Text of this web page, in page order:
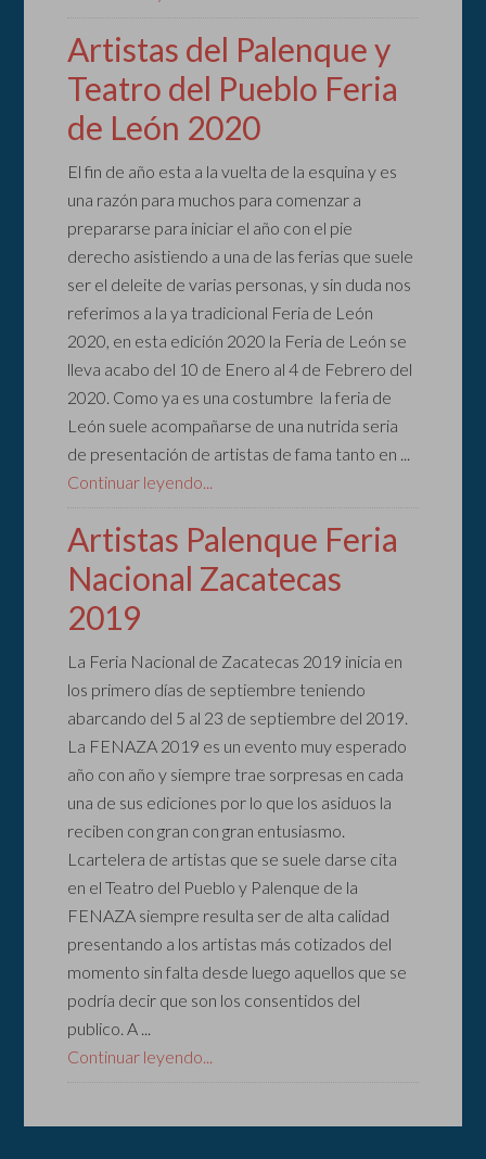
Artistas del Palenque y
Teatro del Pueblo Feria
de León 2020
El fin de año esta a la vuelta de la esquina y es
una razón para muchos para comenzar a
prepararse para iniciar el año con el pie
derecho asistiendo a una de las ferias que suele
ser el deleite de varias personas, y sin duda nos
referimos a la ya tradicional Feria de León
2020, en esta edición 2020 la Feria de León se
lleva acabo del 10 de Enero al 4 de Febrero del
2020. Como ya es una costumbre la feria de
León suele acompañarse de una nutrida seria
de presentación de artistas de fama tanto en ...
Continuar leyendo...
Artistas Palenque Feria
Nacional Zacatecas
2019
La Feria Nacional de Zacatecas 2019 inicia en
los primero días de septiembre teniendo
abarcando del 5 al 23 de septiembre del 2019.
La FENAZA 2019 es un evento muy esperado
año con año y siempre trae sorpresas en cada
una de sus ediciones por lo que los asiduos la
reciben con gran con gran entusiasmo.
Lcartelera de artistas que se suele darse cita
en el Teatro del Pueblo y Palenque de la
FENAZA siempre resulta ser de alta calidad
presentando a los artistas más cotizados del
momento sin falta desde luego aquellos que se
podría decir que son los consentidos del
publico. A ...
Continuar leyendo...